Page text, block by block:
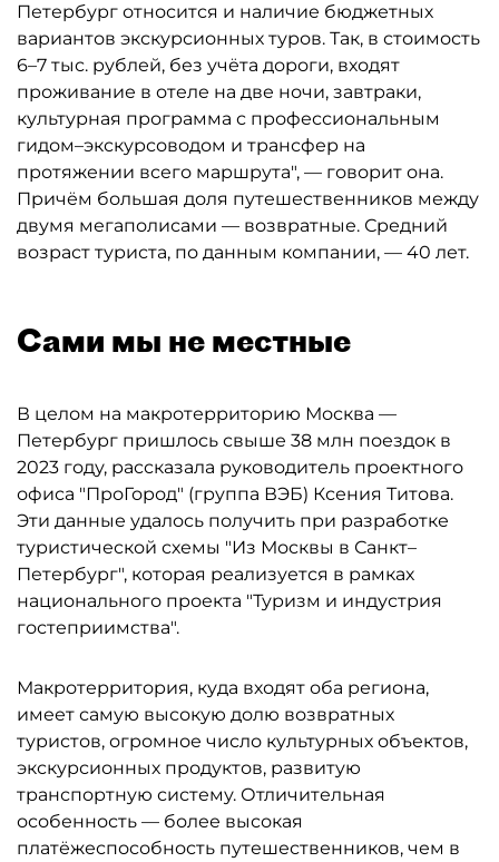
Петербург относится и наличие бюджетных
вариантов экскурсионных туров. Так, в стоимость
6–7 тыс. рублей, без учёта дороги, входят
проживание в отеле на две ночи, завтраки,
культурная программа с профессиональным
гидом–экскурсоводом и трансфер на
протяжении всего маршрута", — говорит она.
Причём большая доля путешественников между
двумя мегаполисами — возвратные. Средний
возраст туриста, по данным компании, — 40 лет.
Сами мы не местные
В целом на макротерриторию Москва —
Петербург пришлось свыше 38 млн поездок в
2023 году, рассказала руководитель проектного
офиса "ПроГород" (группа ВЭБ) Ксения Титова.
Эти данные удалось получить при разработке
туристической схемы "Из Москвы в Санкт–
Петербург", которая реализуется в рамках
национального проекта "Туризм и индустрия
гостеприимства".
Макротерритория, куда входят оба региона,
имеет самую высокую долю возвратных
туристов, огромное число культурных объектов,
экскурсионных продуктов, развитую
транспортную систему. Отличительная
особенность — более высокая
платёжеспособность путешественников, чем в